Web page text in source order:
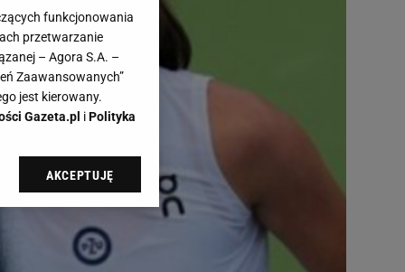
funkcjonowania
przetwarzanie
– Agora S.A. –
Zaawansowanych”
jest kierowany.
Gazeta.pl iPolityka
sp. z o.o., jej
swoje preferencje
Zmiana ustawień
AKCEPTUJĘ